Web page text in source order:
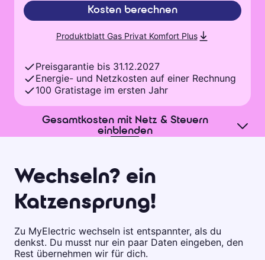
Kosten berechnen
Produktblatt Gas Privat Komfort Plus
Preisgarantie bis 31.12.2027
Energie- und Netzkosten auf einer Rechnung
100 Gratistage im ersten Jahr
Gesamtkosten mit Netz & Steuern
einblenden
Wechseln? ein
Katzensprung!
Zu MyElectric wechseln ist entspannter, als du
denkst. Du musst nur ein paar Daten eingeben, den
Rest übernehmen wir für dich.